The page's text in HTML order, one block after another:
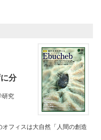
分
研究
フィスは大自然「人間の創造